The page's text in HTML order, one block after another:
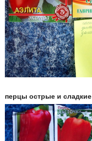
перцы острые и сладкие